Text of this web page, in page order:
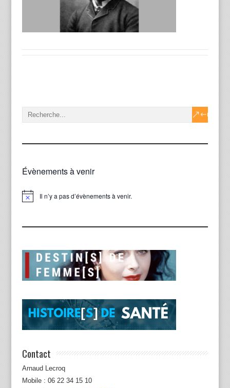
Évènements à venir
Notice Il n’y a pas d’évènements à venir.
Contact
Arnaud Lecroq
Mobile : 06 22 34 15 10